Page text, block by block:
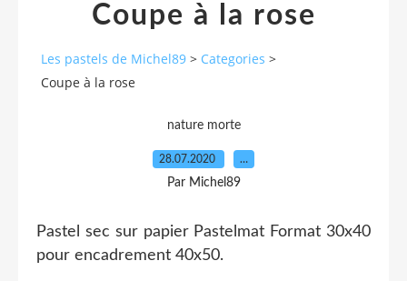
Coupe à la rose
Les pastels de Michel89 > Categories >
Coupe à la rose
nature morte
28.07.2020 …
Par Michel89
Pastel sec sur papier Pastelmat Format 30x40
pour encadrement 40x50.